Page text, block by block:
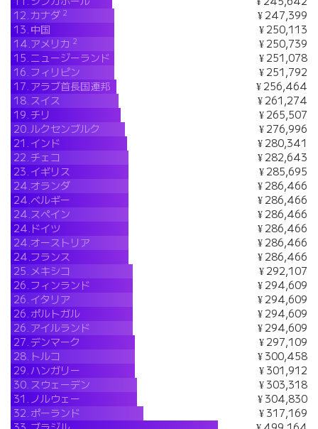
12. カナダ 2
¥ 247,399
13. 中国
¥ 250,113
14.アメリカ 2
¥ 250,739
15. ニュージーランド
¥ 251,078
16. フィリピン
¥ 251,792
17. アラブ首長国連邦
¥ 256,464
18. スイス
¥ 261,274
19.チリ
¥ 265,507
20.ルクセンブルク
¥ 276,996
21. インド
¥ 280,341
22.チェコ
¥ 282,643
23. イギリス
¥ 285,695
24.オランダ
¥ 286,466
24.ベルギー
¥ 286,466
24.スペイン
¥ 286,466
24. ドイツ
¥ 286,466
24.オーストリア
¥ 286,466
24.フランス
¥ 286,466
25. メキシコ
¥ 292,107
26. フィンランド
¥ 294,609
26. イタリア
¥ 294,609
26. ポルトガル
¥ 294,609
26. アイルランド
¥ 294,609
27.デンマーク
¥ 297,109
28. トルコ
¥ 300,458
29. ハンガリー
¥ 301,912
30. スウェーデン
¥ 303,318
31. ノルウェー
¥ 304,830
32. ポーランド
¥ 317,169